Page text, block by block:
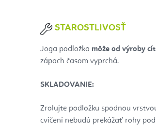
STAROSTLIVOSŤ
Joga podložka môže od výroby
zápach časom vyprchá.
SKLADOVANIE:
Zrolujte podložku spodnou
cvičení nebudú prekážať rohy